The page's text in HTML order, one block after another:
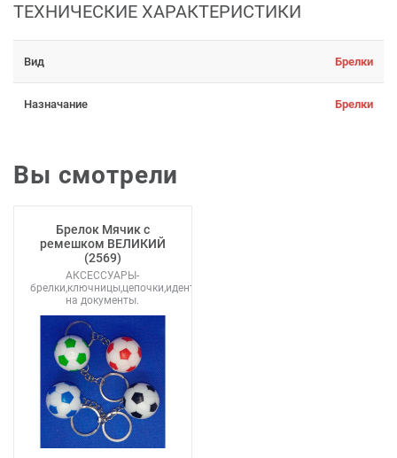
ТЕХНИЧЕСКИЕ ХАРАКТЕРИСТИКИ
Вид Брелки
Назначание Брелки
Вы смотрели
Брелок Мячик с
ремешком ВЕЛИКИЙ
(2569)
АКСЕССУАРЫ-
брелки,ключницы,цепочки,идентификаторы,кольца,обложки
на документы.